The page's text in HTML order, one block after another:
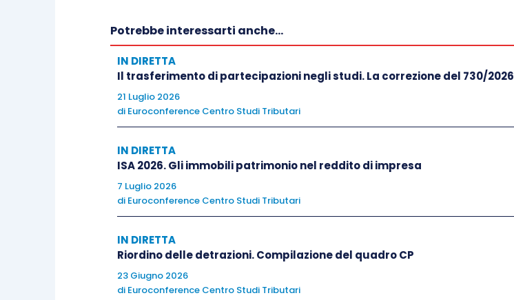
Potrebbe interessarti anche...
IN DIRETTA
Il trasferimento di partecipazioni negli studi. La correzione del 730/2026
21 Luglio 2026
di Euroconference Centro Studi Tributari
IN DIRETTA
ISA 2026. Gli immobili patrimonio nel reddito di impresa
7 Luglio 2026
di Euroconference Centro Studi Tributari
IN DIRETTA
Riordino delle detrazioni. Compilazione del quadro CP
23 Giugno 2026
di Euroconference Centro Studi Tributari